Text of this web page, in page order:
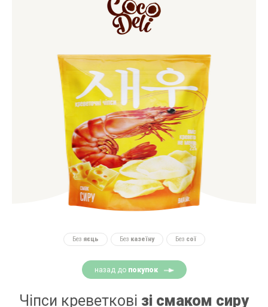
Без яєць Без казеїну Без сої
назад до покупок
Чіпси креветкові зі смаком сиру